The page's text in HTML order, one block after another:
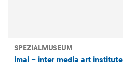
SPEZIALMUSEUM
imai – inter media art institute